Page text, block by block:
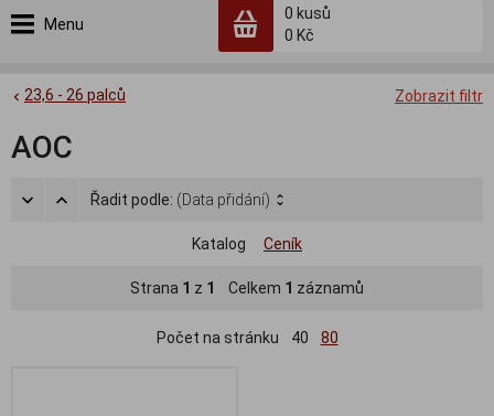
Menu
0 kusů
0 Kč
Zobrazit filtr
23,6 - 26 palců
AOC
Řadit podle: (Data přidání)
Katalog Ceník
Strana 1 z 1 Celkem 1 záznamů
Počet na stránku 40 80